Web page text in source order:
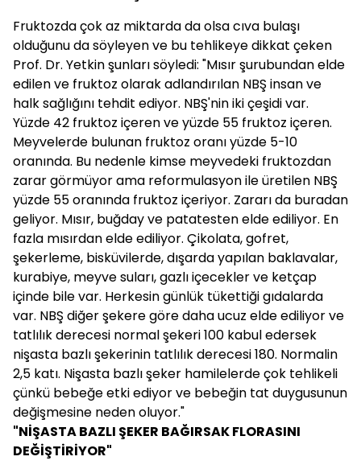
Fruktozda çok az miktarda da olsa cıva bulaşı
olduğunu da söyleyen ve bu tehlikeye dikkat çeken
Prof. Dr. Yetkin şunları söyledi: "Mısır şurubundan elde
edilen ve fruktoz olarak adlandırılan NBŞ insan ve
halk sağlığını tehdit ediyor. NBŞ'nin iki çeşidi var.
Yüzde 42 fruktoz içeren ve yüzde 55 fruktoz içeren.
Meyvelerde bulunan fruktoz oranı yüzde 5-10
oranında. Bu nedenle kimse meyvedeki fruktozdan
zarar görmüyor ama reformulasyon ile üretilen NBŞ
yüzde 55 oranında fruktoz içeriyor. Zararı da buradan
geliyor. Mısır, buğday ve patatesten elde ediliyor. En
fazla mısırdan elde ediliyor. Çikolata, gofret,
şekerleme, bisküvilerde, dışarda yapılan baklavalar,
kurabiye, meyve suları, gazlı içecekler ve ketçap
içinde bile var. Herkesin günlük tükettiği gıdalarda
var. NBŞ diğer şekere göre daha ucuz elde ediliyor ve
tatlılık derecesi normal şekeri 100 kabul edersek
nişasta bazlı şekerinin tatlılık derecesi 180. Normalin
2,5 katı. Nişasta bazlı şeker hamilelerde çok tehlikeli
çünkü bebeğe etki ediyor ve bebeğin tat duygusunun
değişmesine neden oluyor."
"NİŞASTA BAZLI ŞEKER BAĞIRSAK FLORASINI
DEĞİŞTİRİYOR"